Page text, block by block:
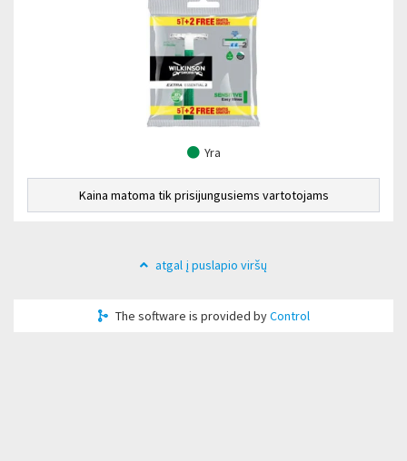
Yra
Kaina matoma tik prisijungusiems vartotojams
atgal į puslapio viršų
The software is provided byControl